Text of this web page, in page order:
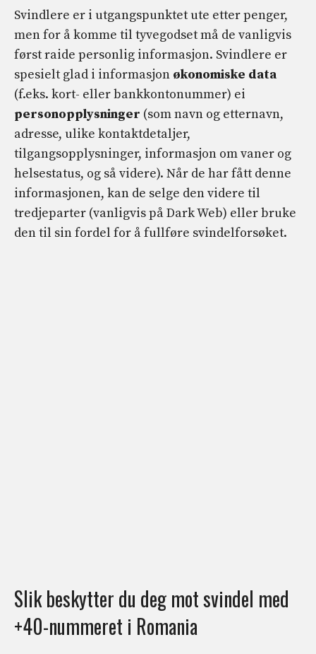
Svindlere er i utgangspunktet ute etter penger,
men for å komme til tyvegodset må de vanligvis
først raide personlig informasjon. Svindlere er
spesielt glad i informasjon økonomiske data
(f.eks. kort- eller bankkontonummer) ei
personopplysninger (som navn og etternavn,
adresse, ulike kontaktdetaljer,
tilgangsopplysninger, informasjon om vaner og
helsestatus, og så videre). Når de har fått denne
informasjonen, kan de selge den videre til
tredjeparter (vanligvis på Dark Web) eller bruke
den til sin fordel for å fullføre svindelforsøket.
Slik beskytter du deg mot svindel med
+40-nummeret i Romania